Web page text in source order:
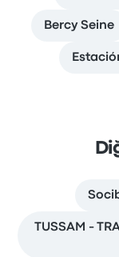
Bercy Seine
TUSSAM -